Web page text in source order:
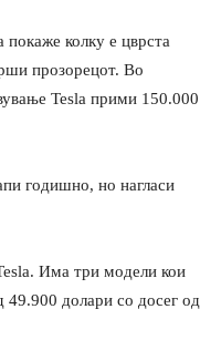
покаже колку е цврста
прозорецот. Во
Tesla прими 150.000
годишно, но нагласи
Има три модели кои
49.900 долари со досег од